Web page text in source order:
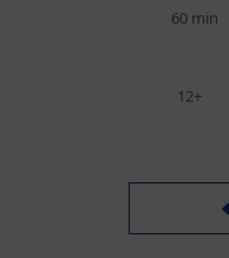
60 min
12+